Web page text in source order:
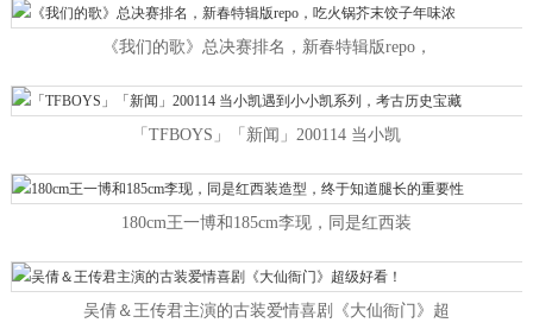
《我们的歌》总决赛排名，新春特辑版repo，
「TFBOYS」「新闻」200114 当小凯
180cm王一博和185cm李现，同是红西装
吴倩＆王传君主演的古装爱情喜剧《大仙衙门》超